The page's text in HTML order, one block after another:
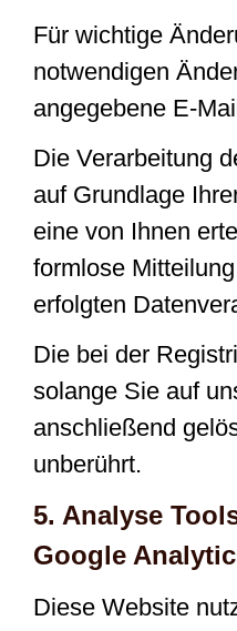
Für wichtige
notwendigen
angegebene E-
Die Verarbeitung
auf Grundlage
eine von Ihnen
formlose
erfolgten
Die bei der
solange Sie auf
anschließend
unberührt.
5. Analyse
Google
Diese Website